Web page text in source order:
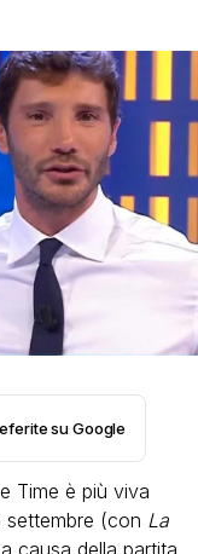
su Google
Time è più viva
settembre (con La
causa della partita